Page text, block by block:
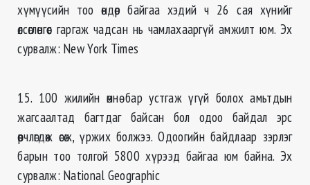
хүмүүсийн тоо өндөр байгаа хэдий ч 26 сая хүнийг
өлсөглөнгөөс гаргаж чадсан нь чамлахааргүй амжилт юм. Эх
сурвалж: New York Times
15. 100 жилийн өмнө бар устгаж үгүй болох амьтдын
жагсаалтад багтдаг байсан бол одоо байдал эрс
өөрчлөгдөж өсөж, үржих болжээ. Одоогийн байдлаар зэрлэг
барын тоо толгой 5800 хүрээд байгаа юм байна. Эх
сурвалж: National Geographic